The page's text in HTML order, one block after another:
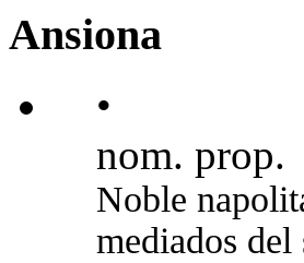
Ansiona
•
nom. prop.
Noble
mediados